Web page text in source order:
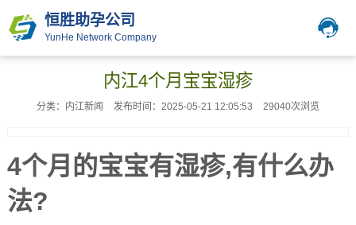
恒胜助孕公司
YunHe Network Company
内江4个月宝宝湿疹
分类：内江新闻 发布时间：2025-05-21 12:05:53 29040次浏览
4个月的宝宝有湿疹,有什么办
法?